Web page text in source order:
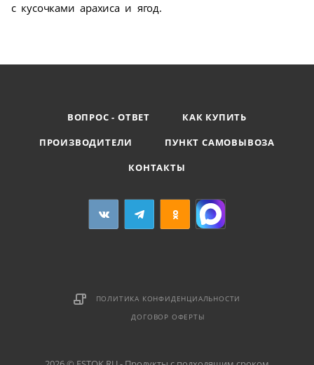
с кусочками арахиса и ягод.
ВОПРОС - ОТВЕТ
КАК КУПИТЬ
ПРОИЗВОДИТЕЛИ
ПУНКТ САМОВЫВОЗА
КОНТАКТЫ
ПОЛИТИКА КОНФИДЕНЦИАЛЬНОСТИ
ДОГОВОР ОФЕРТЫ